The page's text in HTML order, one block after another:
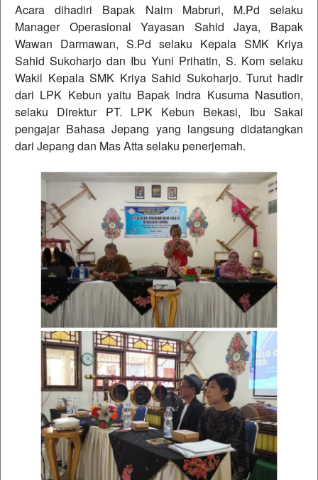
Acara dihadiri Bapak Naim Mabruri, M.Pd selaku
Manager Operasional Yayasan Sahid Jaya, Bapak
Wawan Darmawan, S.Pd selaku Kepala SMK Kriya
Sahid Sukoharjo dan Ibu Yuni Prihatin, S. Kom selaku
Wakil Kepala SMK Kriya Sahid Sukoharjo. Turut hadir
dari LPK Kebun yaitu Bapak Indra Kusuma Nasution,
selaku Direktur PT. LPK Kebun Bekasi, Ibu Sakai
pengajar Bahasa Jepang yang langsung didatangkan
dari Jepang dan Mas Atta selaku penerjemah.